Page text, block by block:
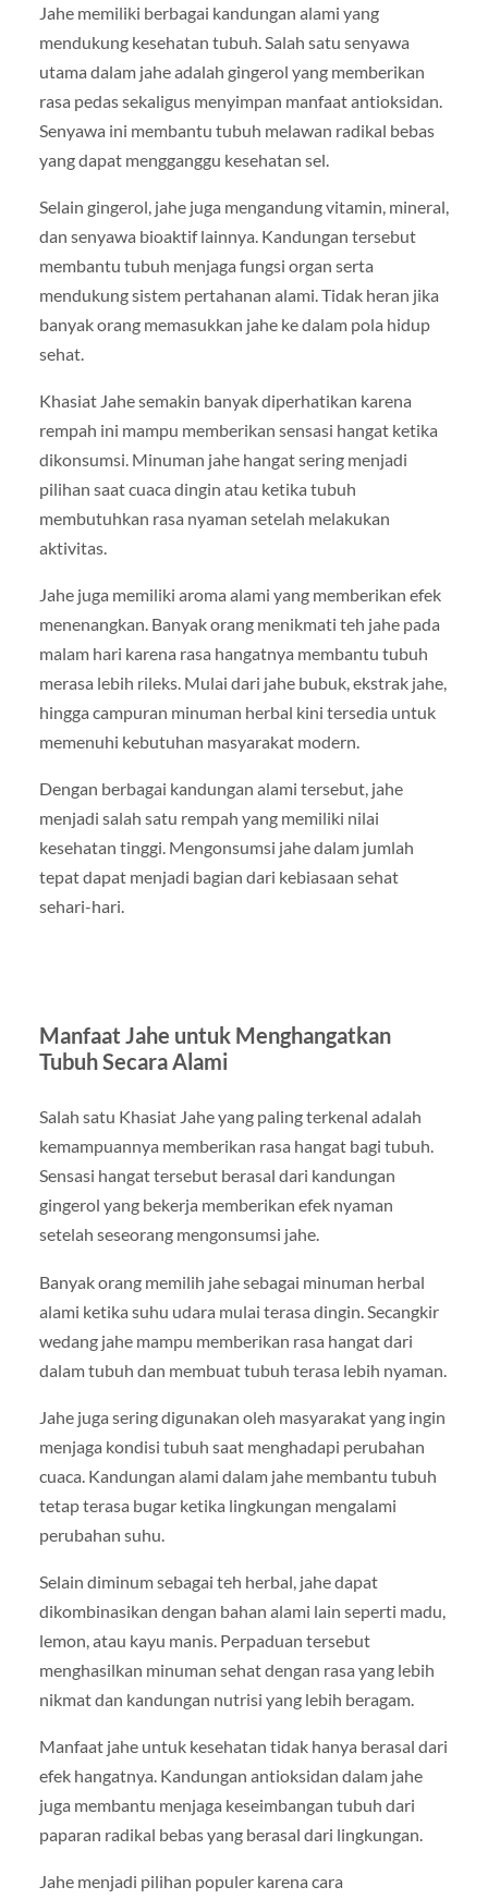
Jahe memiliki berbagai kandungan alami yang
mendukung kesehatan tubuh. Salah satu senyawa
utama dalam jahe adalah gingerol yang memberikan
rasa pedas sekaligus menyimpan manfaat antioksidan.
Senyawa ini membantu tubuh melawan radikal bebas
yang dapat mengganggu kesehatan sel.
Selain gingerol, jahe juga mengandung vitamin, mineral,
dan senyawa bioaktif lainnya. Kandungan tersebut
membantu tubuh menjaga fungsi organ serta
mendukung sistem pertahanan alami. Tidak heran jika
banyak orang memasukkan jahe ke dalam pola hidup
sehat.
Khasiat Jahe semakin banyak diperhatikan karena
rempah ini mampu memberikan sensasi hangat ketika
dikonsumsi. Minuman jahe hangat sering menjadi
pilihan saat cuaca dingin atau ketika tubuh
membutuhkan rasa nyaman setelah melakukan
aktivitas.
Jahe juga memiliki aroma alami yang memberikan efek
menenangkan. Banyak orang menikmati teh jahe pada
malam hari karena rasa hangatnya membantu tubuh
merasa lebih rileks. Mulai dari jahe bubuk, ekstrak jahe,
hingga campuran minuman herbal kini tersedia untuk
memenuhi kebutuhan masyarakat modern.
Dengan berbagai kandungan alami tersebut, jahe
menjadi salah satu rempah yang memiliki nilai
kesehatan tinggi. Mengonsumsi jahe dalam jumlah
tepat dapat menjadi bagian dari kebiasaan sehat
sehari-hari.
Manfaat Jahe untuk Menghangatkan
Tubuh Secara Alami
Salah satu Khasiat Jahe yang paling terkenal adalah
kemampuannya memberikan rasa hangat bagi tubuh.
Sensasi hangat tersebut berasal dari kandungan
gingerol yang bekerja memberikan efek nyaman
setelah seseorang mengonsumsi jahe.
Banyak orang memilih jahe sebagai minuman herbal
alami ketika suhu udara mulai terasa dingin. Secangkir
wedang jahe mampu memberikan rasa hangat dari
dalam tubuh dan membuat tubuh terasa lebih nyaman.
Jahe juga sering digunakan oleh masyarakat yang ingin
menjaga kondisi tubuh saat menghadapi perubahan
cuaca. Kandungan alami dalam jahe membantu tubuh
tetap terasa bugar ketika lingkungan mengalami
perubahan suhu.
Selain diminum sebagai teh herbal, jahe dapat
dikombinasikan dengan bahan alami lain seperti madu,
lemon, atau kayu manis. Perpaduan tersebut
menghasilkan minuman sehat dengan rasa yang lebih
nikmat dan kandungan nutrisi yang lebih beragam.
Manfaat jahe untuk kesehatan tidak hanya berasal dari
efek hangatnya. Kandungan antioksidan dalam jahe
juga membantu menjaga keseimbangan tubuh dari
paparan radikal bebas yang berasal dari lingkungan.
Jahe menjadi pilihan populer karena cara